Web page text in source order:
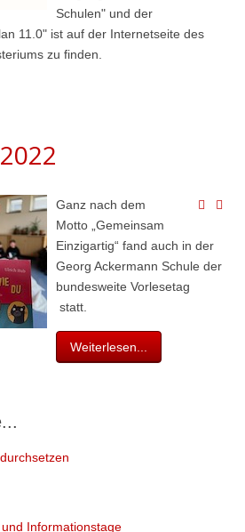
Schulen" und der
11.0" ist auf der Internetseite des
zu finden.
Ganz nach dem
Motto „Gemeinsam
Einzigartig“ fand auch in der
Georg Ackermann Schule der
bundesweite Vorlesetag
statt.
Weiterlesen...
Informationstage